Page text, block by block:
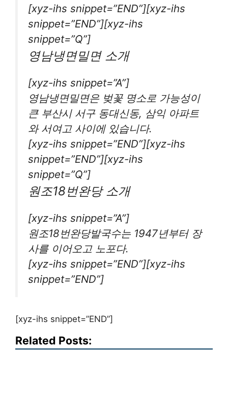
[xyz-ihs snippet=”END”][xyz-ihs
snippet=”END”][xyz-ihs
snippet=”Q”]
영남냉면밀면 소개
[xyz-ihs snippet=”A”]
영남냉면밀면은 벚꽃 명소로 가능성이
큰 부산시 서구 동대신동, 삼익 아파트
와 서여고 사이에 있습니다.
[xyz-ihs snippet=”END”][xyz-ihs
snippet=”END”][xyz-ihs
snippet=”Q”]
원조18번완당 소개
[xyz-ihs snippet=”A”]
원조18번완당발국수는 1947년부터 장
사를 이어오고 노포다.
[xyz-ihs snippet=”END”][xyz-ihs
snippet=”END”]
[xyz-ihs snippet=”END”]
Related Posts: